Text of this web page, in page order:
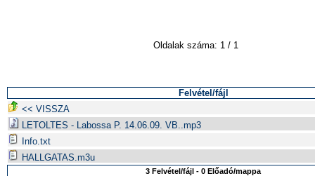
Oldalak száma: 1 / 1
Felvétel/fájl
<< VISSZA
LETOLTES - Labossa P. 14.06.09. VB..mp3
Info.txt
HALLGATAS.m3u
3 Felvétel/fájl - 0 Előadó/mappa